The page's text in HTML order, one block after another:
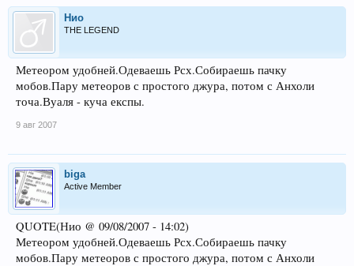
Нио
THE LEGEND
Метеором удобней.Одеваешь Рсх.Собираешь пачку
мобов.Пару метеоров с простого джура, потом с Анхоли
точа.Вуаля - куча експы.
9 авг 2007
biga
Active Member
QUOTE(Нио @ 09/08/2007 - 14:02)
Метеором удобней.Одеваешь Рсх.Собираешь пачку
мобов.Пару метеоров с простого джура, потом с Анхоли